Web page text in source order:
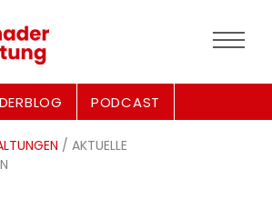
PODCAST
/ AKTUELLE